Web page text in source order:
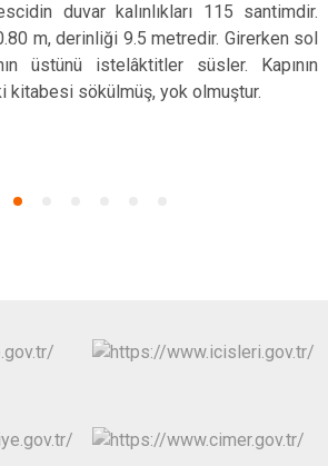
duvar kalınlıkları 115 santimdir.
m, derinliği 9.5 metredir. Girerken sol
üstünü istelâktitler süsler. Kapının
kitabesi sökülmüş, yok olmuştur.